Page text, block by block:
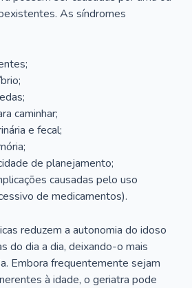
As síndromes
caminhar;
e fecal;
de planejamento;
causadas pelo uso
de medicamentos).
reduzem a autonomia do idoso
do dia a dia, deixando-o mais
Embora frequentemente sejam
à idade, o geriatra pode